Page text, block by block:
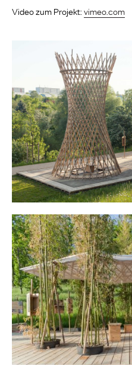
Video zum Projekt:vimeo.com